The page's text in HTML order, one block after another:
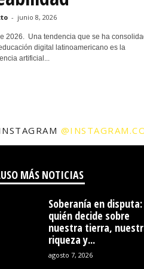
- junio 8, 2026
2026. Una tendencia que se ha
digital latinoamericano es la
artificial...
MÁS NOTICIAS
Soberanía en disputa:
quién decide sobre
nuestra tierra,
riqueza y...
agosto 7, 2026